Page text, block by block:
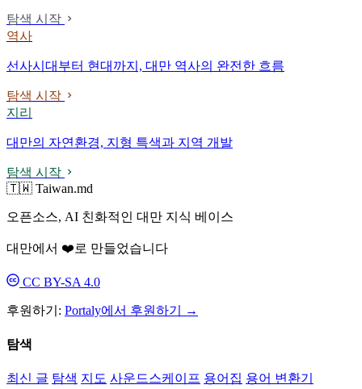
탐색 시작
역사
선사시대부터 현대까지, 대만 역사의 완전한 흐름
탐색 시작
지리
대만의 자연환경, 지형 특색과 지역 개발
탐색 시작
🇹🇼 Taiwan.md
오픈소스, AI 친화적인 대만 지식 베이스
대만에서 ❤️로 만들었습니다
CC BY-SA 4.0
후원하기: Portaly에서 후원하기 →
탐색
최신 글 탐색 지도 사운드스케이프 용어집 용어 변환기